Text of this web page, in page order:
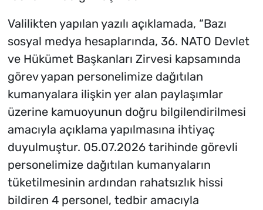
Valilikten yapılan yazılı açıklamada, “Bazı
sosyal medya hesaplarında, 36. NATO Devlet
ve Hükümet Başkanları Zirvesi kapsamında
görev yapan personelimize dağıtılan
kumanyalara ilişkin yer alan paylaşımlar
üzerine kamuoyunun doğru bilgilendirilmesi
amacıyla açıklama yapılmasına ihtiyaç
duyulmuştur. 05.07.2026 tarihinde görevli
personelimize dağıtılan kumanyaların
tüketilmesinin ardından rahatsızlık hissi
bildiren 4 personel, tedbir amacıyla